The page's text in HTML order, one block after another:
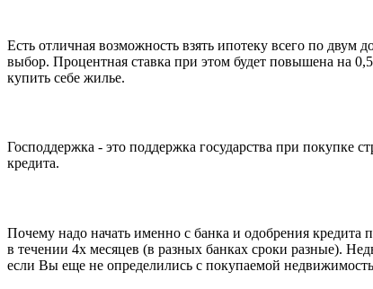
Есть отличная возможность взять ипотеку всего по
выбор. Процентная ставка при этом будет повышена на
купить себе жилье.
Господдержка - это поддержка государства при покупке
кредита.
Почему надо начать именно с банка и одобрения
в течении 4х месяцев (в разных банках сроки разные).
если Вы еще не определились с покупаемой